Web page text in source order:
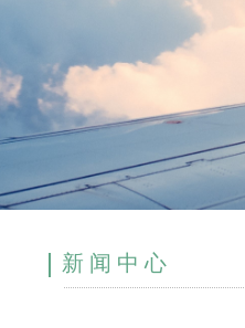
新闻中心